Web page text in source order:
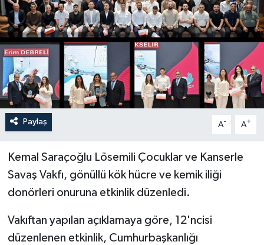
Paylaş A- A+
Kemal Saraçoğlu Lösemili Çocuklar ve Kanserle
Savaş Vakfı, gönüllü kök hücre ve kemik iliği
donörleri onuruna etkinlik düzenledi.
Vakıftan yapılan açıklamaya göre, 12'ncisi
düzenlenen etkinlik, Cumhurbaşkanlığı